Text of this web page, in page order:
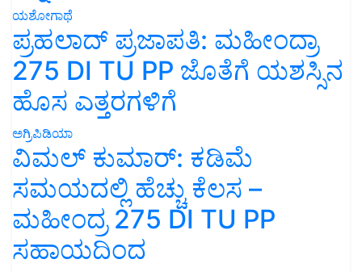
ಯಶೋಗಾಥೆ
ಪ್ರಹಲಾದ್ ಪ್ರಜಾಪತಿ: ಮಹೀಂದ್ರಾ
275 DI TU PP ಜೊತೆಗೆ ಯಶಸ್ಸಿನ
ಹೊಸ ಎತ್ತರಗಳಿಗೆ
ಅಗ್ರಿಪಿಡಿಯಾ
ವಿಮಲ್ ಕುಮಾರ್: ಕಡಿಮೆ
ಸಮಯದಲ್ಲಿ ಹೆಚ್ಚು ಕೆಲಸ –
ಮಹೀಂದ್ರ 275 DI TU PP
ಸಹಾಯದಿಂದ